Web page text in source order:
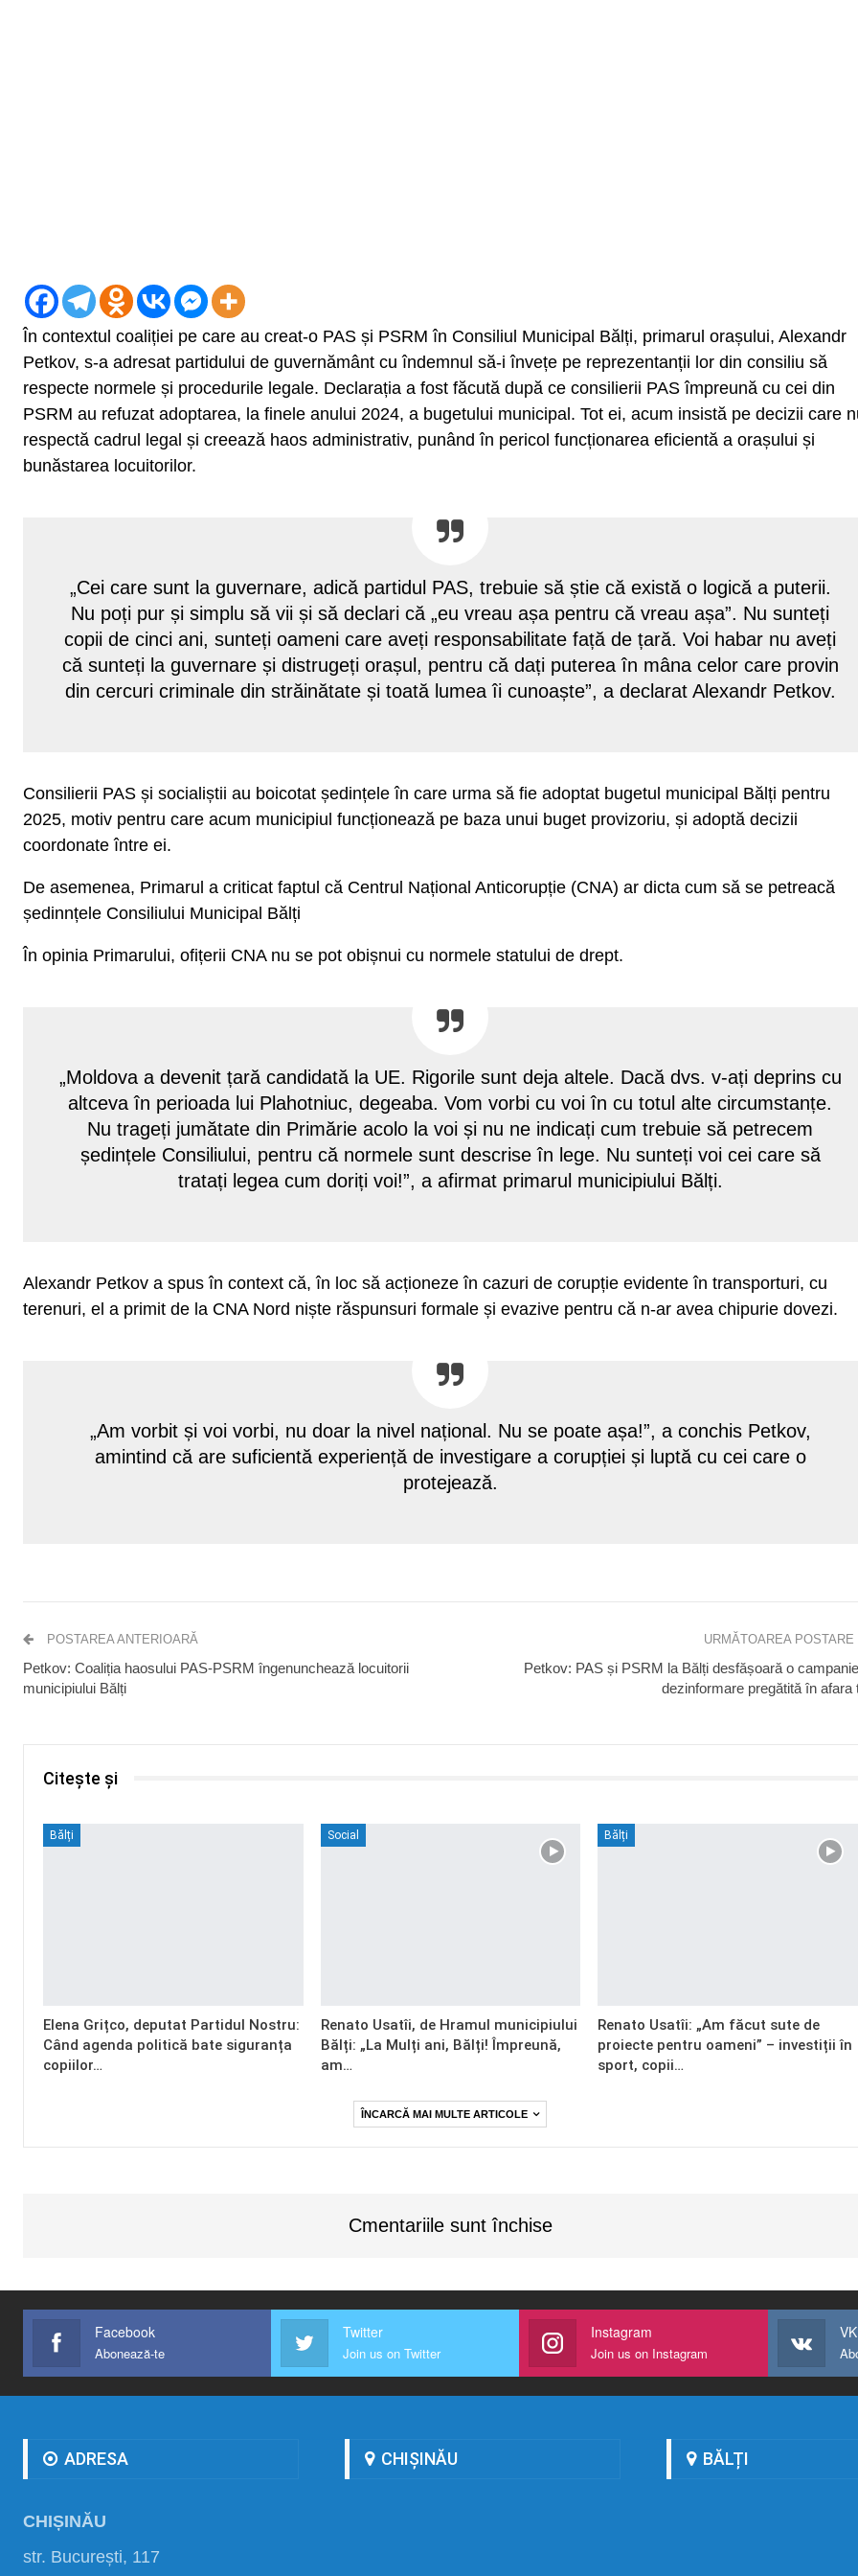
În contextul coaliției pe care au creat-o PAS și PSRM în Consiliul Municipal Bălți, primarul orașului, Alexandr
Petkov, s-a adresat partidului de guvernământ cu îndemnul să-i învețe pe reprezentanții lor din consiliu să
respecte normele și procedurile legale. Declarația a fost făcută după ce consilierii PAS împreună cu cei din
PSRM au refuzat adoptarea, la finele anului 2024, a bugetului municipal. Tot ei, acum insistă pe decizii care
respectă cadrul legal și creează haos administrativ, punând în pericol funcționarea eficientă a orașului și
bunăstarea locuitorilor.
„Cei care sunt la guvernare, adică partidul PAS, trebuie să știe că există o logică a puterii.
Nu poți pur și simplu să vii și să declari că „eu vreau așa pentru că vreau așa”. Nu sunteți
copii de cinci ani, sunteți oameni care aveți responsabilitate față de țară. Voi habar nu aveți
că sunteți la guvernare și distrugeți orașul, pentru că dați puterea în mâna celor care provin
din cercuri criminale din străinătate și toată lumea îi cunoaște”, a declarat Alexandr Petkov.
Consilierii PAS și socialiștii au boicotat ședințele în care urma să fie adoptat bugetul municipal Bălți pentru
2025, motiv pentru care acum municipiul funcționează pe baza unui buget provizoriu, și adoptă decizii
coordonate între ei.
De asemenea, Primarul a criticat faptul că Centrul Național Anticorupție (CNA) ar dicta cum să se petreacă
ședinnțele Consiliului Municipal Bălți
În opinia Primarului, ofițerii CNA nu se pot obișnui cu normele statului de drept.
„Moldova a devenit țară candidată la UE. Rigorile sunt deja altele. Dacă dvs. v-ați deprins cu
altceva în perioada lui Plahotniuc, degeaba. Vom vorbi cu voi în cu totul alte circumstanțe.
Nu trageți jumătate din Primărie acolo la voi și nu ne indicați cum trebuie să petrecem
ședințele Consiliului, pentru că normele sunt descrise în lege. Nu sunteți voi cei care să
tratați legea cum doriți voi!”, a afirmat primarul municipiului Bălți.
Alexandr Petkov a spus în context că, în loc să acționeze în cazuri de corupție evidente în transporturi, cu
terenuri, el a primit de la CNA Nord niște răspunsuri formale și evazive pentru că n-ar avea chipurie dovezi.
„Am vorbit și voi vorbi, nu doar la nivel național. Nu se poate așa!”, a conchis Petkov,
amintind că are suficientă experiență de investigare a corupției și luptă cu cei care o
protejează.
POSTAREA ANTERIOARĂ
Petkov: Coaliția haosului PAS-PSRM îngenunchează locuitorii
municipiului Bălți
URMĂTOAREA POSTARE
Petkov: PAS și PSRM la Bălți desfășoară o
dezinformare pregătită în afara
Citește și
Bălți
Elena Grițco, deputat Partidul Nostru:
Când agenda politică bate siguranța
copiilor…
Social
Renato Usatîi, de Hramul municipiului
Bălți: „La Mulți ani, Bălți! Împreună,
am…
Bălți
Renato Usatîi: „Am făcut sute de
proiecte pentru oameni” – investiții în
sport, copii…
ÎNCARCĂ MAI MULTE ARTICOLE
Cmentariile sunt închise
Facebook
Abonează-te
Twitter
Join us on Twitter
Instagram
Join us on Instagram
VK
ADRESA
CHIȘINĂU
str. București, 117
CHIȘINĂU BĂLȚI